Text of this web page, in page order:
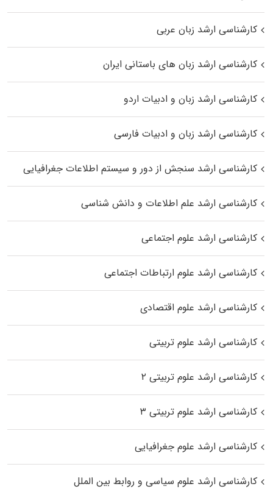
کارشناسی ارشد زبان عربی
کارشناسی ارشد زبان‌ های باستانی ایران
کارشناسی ارشد زبان و ادبیات اردو
کارشناسی ارشد زبان و ادبیات فارسی
کارشناسی ارشد سنجش از دور و سیستم اطلاعات جغرافیایی
کارشناسی ارشد علم اطلاعات و دانش شناسی
کارشناسی ارشد علوم اجتماعی
کارشناسی ارشد علوم ارتباطات اجتماعی
کارشناسی ارشد علوم اقتصادی
کارشناسی ارشد علوم تربیتی
کارشناسی ارشد علوم تربیتی ۲
کارشناسی ارشد علوم تربیتی ۳
کارشناسی ارشد علوم جغرافیایی
کارشناسی ارشد علوم سیاسی و روابط بین الملل